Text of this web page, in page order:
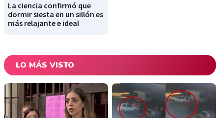
La ciencia confirmó que
dormir siesta en un sillón es
más relajante e ideal
LO MÁS VISTO